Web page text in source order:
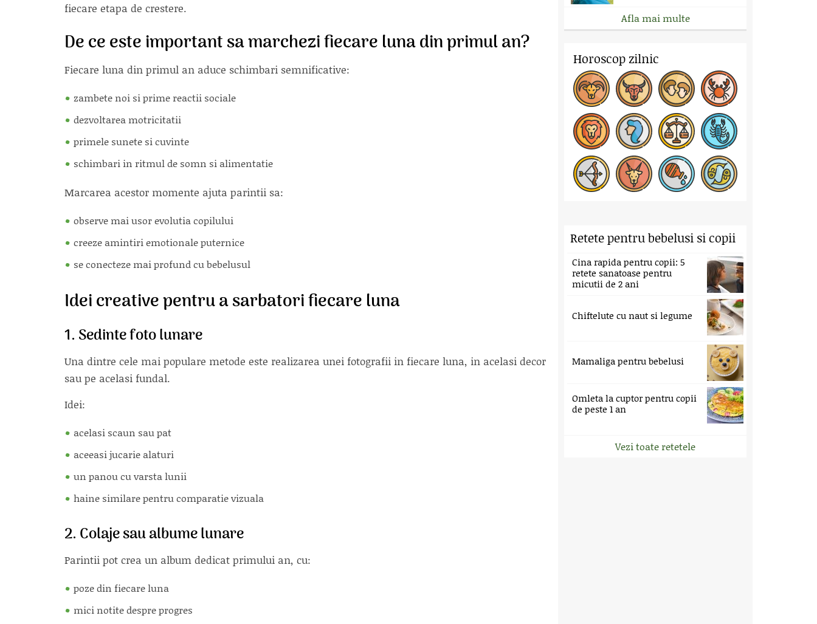
fiecare etapa de crestere.
De ce este important sa marchezi fiecare luna din primul an?
Fiecare luna din primul an aduce schimbari semnificative:
zambete noi si prime reactii sociale
dezvoltarea motricitatii
primele sunete si cuvinte
schimbari in ritmul de somn si alimentatie
Marcarea acestor momente ajuta parintii sa:
observe mai usor evolutia copilului
creeze amintiri emotionale puternice
se conecteze mai profund cu bebelusul
Idei creative pentru a sarbatori fiecare luna
1. Sedinte foto lunare
Una dintre cele mai populare metode este realizarea unei fotografii in fiecare luna, in acelasi decor
sau pe acelasi fundal.
Idei:
acelasi scaun sau pat
aceeasi jucarie alaturi
un panou cu varsta lunii
haine similare pentru comparatie vizuala
2. Colaje sau albume lunare
Parintii pot crea un album dedicat primului an, cu:
poze din fiecare luna
mici notite despre progres
Afla mai multe
Horoscop zilnic
Retete pentru bebelusi si copii
Cina rapida pentru copii: 5
retete sanatoase pentru
micutii de 2 ani
Chiftelute cu naut si legume
Mamaliga pentru bebelusi
Omleta la cuptor pentru copii
de peste 1 an
Vezi toate retetele